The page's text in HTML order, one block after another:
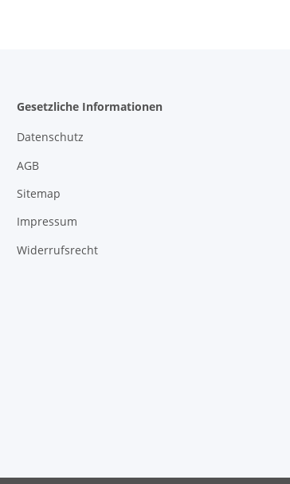
Gesetzliche Informationen
Datenschutz
AGB
Sitemap
Impressum
Widerrufsrecht